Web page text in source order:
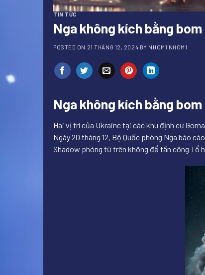
TIN TỨC
Nga không kích bằng
POSTED ON 21 THÁNG 12, 2024 BY NHOM1 NHOM1
Nga không kích bằng
Hai vị trí của Ukraine tại các khu định cư
Ngày 20 tháng 12, Bộ Quốc phòng Nga báo
Shadow phóng từ trên không để tấn công Tổ